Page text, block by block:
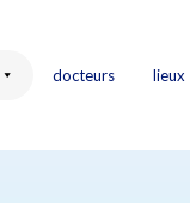
docteurs lieux